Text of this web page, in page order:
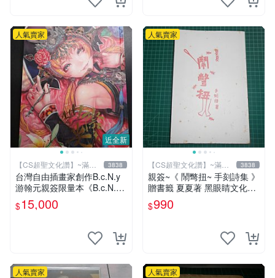
近全新
人氣賣家
【CS超聖文化讚】~滿千
元送運
3838
台灣自由插畫家創作B.c.N.y
游翰元親簽限量本《B.c.N.y
個人畫冊 VOL.4 四際光》20
12.07 初版
$15,000
人氣賣家
【CS超聖文化讚】~滿千
元送運
3838
親簽~《 鬧彆扭~ 手刻詩集 》
贈書籤 夏夏著 黑眼睛文化
【CS超聖文化2讚】
$990
人氣賣家 人氣賣家